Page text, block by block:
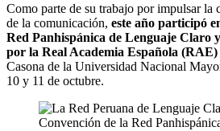
Como parte de su trabajo por impulsar la
de la comunicación, este año participó
Red Panhispánica de Lenguaje Claro
por la Real Academia Española (RAE)
Casona de la Universidad Nacional
10 y 11 de octubre.